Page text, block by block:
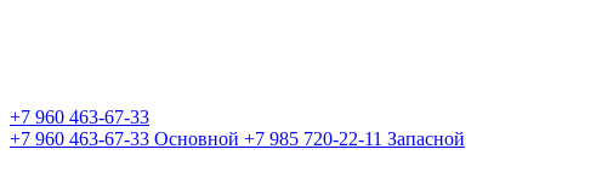
+7 960 463-67-33
+7 960 463-67-33 Основной +7 985 720-22-11 Запасной